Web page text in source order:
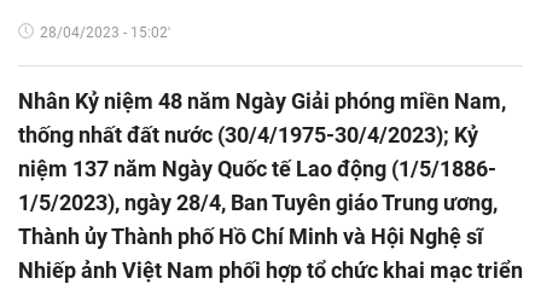
28/04/2023 - 15:02'
Nhân Kỷ niệm 48 năm Ngày Giải phóng miền Nam,
thống nhất đất nước (30/4/1975-30/4/2023); Kỷ
niệm 137 năm Ngày Quốc tế Lao động (1/5/1886-
1/5/2023), ngày 28/4, Ban Tuyên giáo Trung ương,
Thành ủy Thành phố Hồ Chí Minh và Hội Nghệ sĩ
Nhiếp ảnh Việt Nam phối hợp tổ chức khai mạc triển